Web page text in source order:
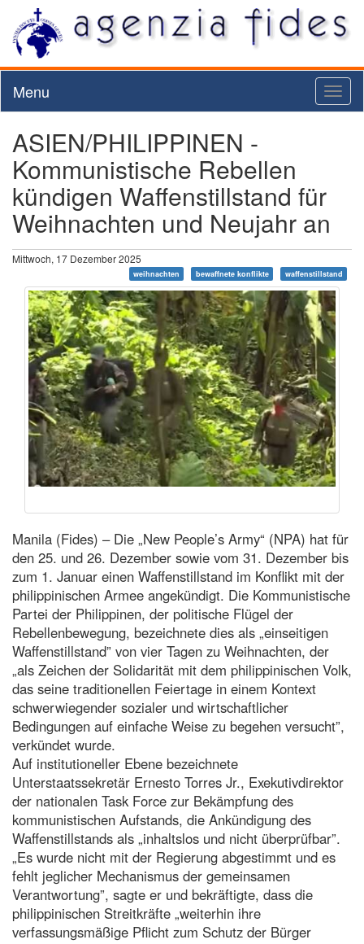
Menu
ASIEN/PHILIPPINEN -
Kommunistische Rebellen
kündigen Waffenstillstand für
Weihnachten und Neujahr an
Mittwoch, 17 Dezember 2025
weihnachten bewaffnete konflikte waffenstillstand
Manila (Fides) – Die „New People’s Army“ (NPA) hat für
den 25. und 26. Dezember sowie vom 31. Dezember bis
zum 1. Januar einen Waffenstillstand im Konflikt mit der
philippinischen Armee angekündigt. Die Kommunistische
Partei der Philippinen, der politische Flügel der
Rebellenbewegung, bezeichnete dies als „einseitigen
Waffenstillstand” von vier Tagen zu Weihnachten, der
„als Zeichen der Solidarität mit dem philippinischen Volk,
das seine traditionellen Feiertage in einem Kontext
schwerwiegender sozialer und wirtschaftlicher
Bedingungen auf einfache Weise zu begehen versucht”,
verkündet wurde.
Auf institutioneller Ebene bezeichnete
Unterstaatssekretär Ernesto Torres Jr., Exekutivdirektor
der nationalen Task Force zur Bekämpfung des
kommunistischen Aufstands, die Ankündigung des
Waffenstillstands als „inhaltslos und nicht überprüfbar”.
„Es wurde nicht mit der Regierung abgestimmt und es
fehlt jeglicher Mechanismus der gemeinsamen
Verantwortung”, sagte er und bekräftigte, dass die
philippinischen Streitkräfte „weiterhin ihre
verfassungsmäßige Pflicht zum Schutz der Bürger